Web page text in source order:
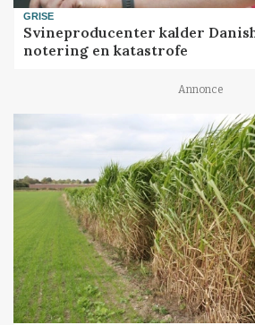
GRISE
Svineproducenter kalder
notering en katastrofe
Annonce